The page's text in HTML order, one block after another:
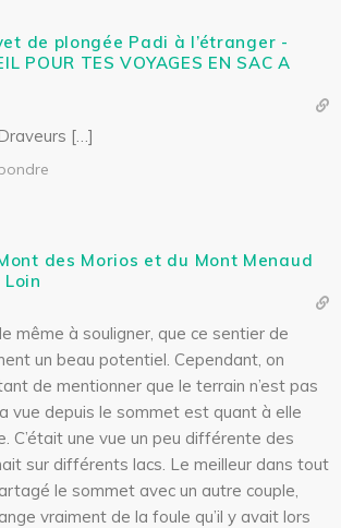
de plongée Padi à l’étranger -
POUR TES VOYAGES EN SAC A
[…]
des Morios et du Mont Menaud
même à souligner, que ce sentier de
un beau potentiel. Cependant, on
de mentionner que le terrain n’est pas
vue depuis le sommet est quant à elle
C’était une vue un peu différente des
sur différents lacs. Le meilleur dans tout
le sommet avec un autre couple,
vraiment de la foule qu’il y avait lors